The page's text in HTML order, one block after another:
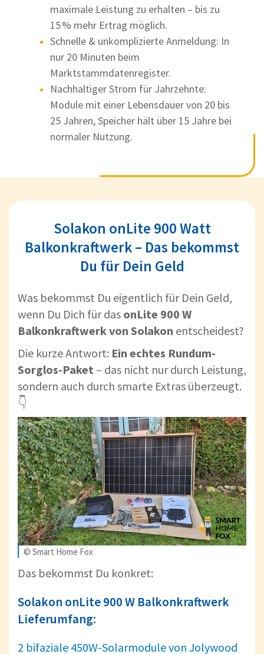
maximale Leistung zu erhalten – bis zu
15 % mehr Ertrag möglich.
Schnelle & unkomplizierte Anmeldung: In
nur 20 Minuten beim
Marktstammdatenregister.
Nachhaltiger Strom für Jahrzehnte:
Module mit einer Lebensdauer von 20 bis
25 Jahren, Speicher hält über 15 Jahre bei
normaler Nutzung.
Solakon onLite 900 Watt
Balkonkraftwerk – Das bekommst
Du für Dein Geld
Was bekommst Du eigentlich für Dein Geld,
wenn Du Dich für das onLite 900 W
Balkonkraftwerk von Solakon entscheidest?
Die kurze Antwort: Ein echtes Rundum-
Sorglos-Paket – das nicht nur durch Leistung,
sondern auch durch smarte Extras überzeugt.
👇
© Smart Home Fox
Das bekommst Du konkret:
Solakon onLite 900 W Balkonkraftwerk
Lieferumfang:
2 bifaziale 450W-Solarmodule von Jolywood